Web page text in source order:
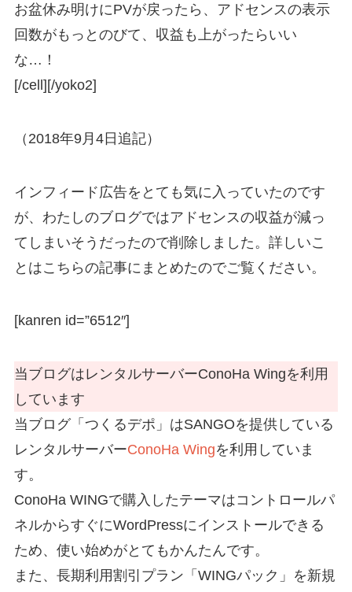
お盆休み明けにPVが戻ったら、アドセンスの表示
回数がもっとのびて、収益も上がったらいい
な…！
[/cell][/yoko2]
（2018年9月4日追記）
インフィード広告をとても気に入っていたのです
が、わたしのブログではアドセンスの収益が減っ
てしまいそうだったので削除しました。詳しいこ
とはこちらの記事にまとめたのでご覧ください。
[kanren id=”6512″]
当ブログはレンタルサーバーConoHa Wingを利用
しています
当ブログ「つくるデポ」はSANGOを提供している
レンタルサーバーConoHa Wingを利用していま
す。
ConoHa WINGで購入したテーマはコントロールパ
ネルからすぐにWordPressにインストールできる
ため、使い始めがとてもかんたんです。
また、長期利用割引プラン「WINGパック」を新規